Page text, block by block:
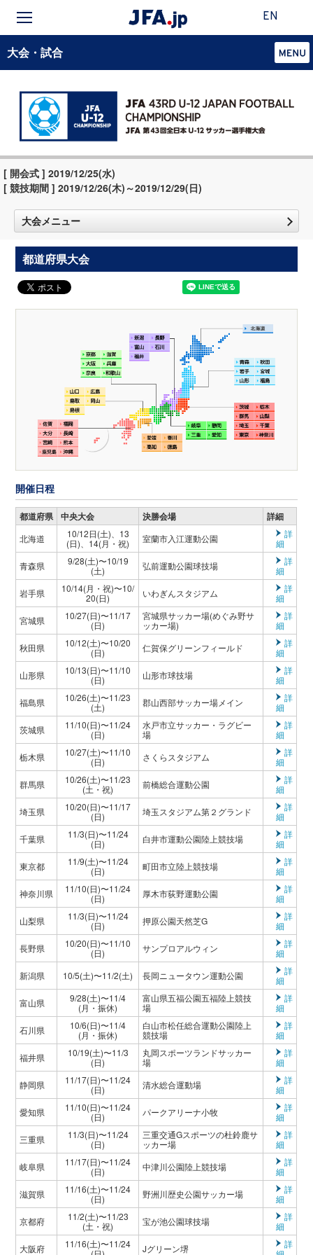
EN
大会・試合
[ 開会式 ] 2019/12/25(水)
[ 競技期間 ] 2019/12/26(木)～2019/12/29(日)
大会メニュー
都道府県大会
開催日程
都道府県 中央大会 決勝会場 詳細
北海道
10/12日(土)、13
(日)、14(月・祝)
室蘭市入江運動公園
詳
細
青森県
9/28(土)〜10/19
(土)
弘前運動公園球技場
詳
細
岩手県
10/14(月・祝)〜10/
20(日)
いわぎんスタジアム
詳
細
宮城県
10/27(日)〜11/17
(日)
宮城県サッカー場(めぐみ野サ
ッカー場)
詳
細
秋田県
10/12(土)〜10/20
(日)
仁賀保グリーンフィールド
詳
細
山形県
10/13(日)〜11/10
(日)
山形市球技場
詳
細
福島県
10/26(土)〜11/23
(土)
郡山西部サッカー場メイン
詳
細
茨城県
11/10(日)〜11/24
(日)
水戸市立サッカー・ラグビー
場
詳
細
栃木県
10/27(土)〜11/10
(日)
さくらスタジアム
詳
細
群馬県
10/26(土)〜11/23
(土・祝)
前橋総合運動公園
詳
細
埼玉県
10/20(日)〜11/17
(日)
埼玉スタジアム第２グランド
詳
細
千葉県
11/3(日)〜11/24
(日)
白井市運動公園陸上競技場
詳
細
東京都
11/9(土)〜11/24
(日)
町田市立陸上競技場
詳
細
神奈川県
11/10(日)〜11/24
(日)
厚木市荻野運動公園
詳
細
山梨県
11/3(日)〜11/24
(日)
押原公園天然芝G
詳
細
長野県
10/20(日)〜11/10
(日)
サンプロアルウィン
詳
細
新潟県
10/5(土)〜11/2(土) 長岡ニュータウン運動公園
詳
細
富山県
9/28(土)〜11/4
(月・振休)
富山県五福公園五福陸上競技
場
詳
細
石川県
10/6(日)〜11/4
(月・振休)
白山市松任総合運動公園陸上
競技場
詳
細
福井県
10/19(土)〜11/3
(日)
丸岡スポーツランドサッカー
場
詳
細
静岡県
11/17(日)〜11/24
(日)
清水総合運動場
詳
細
愛知県
11/10(日)〜11/24
(日)
パークアリーナ小牧
詳
細
三重県
11/3(日)〜11/24
(日)
三重交通Gスポーツの杜鈴鹿サ
ッカー場
詳
細
岐阜県
11/17(日)〜11/24
(日)
中津川公園陸上競技場
詳
細
滋賀県
11/16(土)〜11/24
(日)
野洲川歴史公園サッカー場
詳
細
京都府
11/2(土)〜11/23
(土・祝)
宝が池公園球技場
詳
細
大阪府
11/16(土)〜11/24
Jグリーン堺
詳